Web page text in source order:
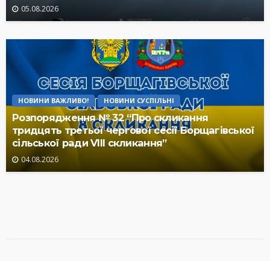
05.08.2026
НОВИНИ ВАЖЛИВО! НОВИНИ СУСПІЛЬНІ
Розпорядження № 32 “Про скликання
тридцять третьої чергової сесії Борщагівської
сільської ради VIII скликання”
04.08.2026